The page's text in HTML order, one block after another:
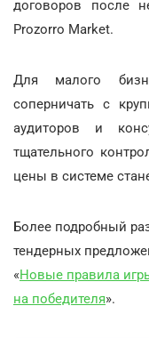
договоров после
Prozorro Market.
Для малого
соперничать с
аудиторов и
тщательного
цены в системе
Более подробный
тендерных
«Новые правила
на победителя».